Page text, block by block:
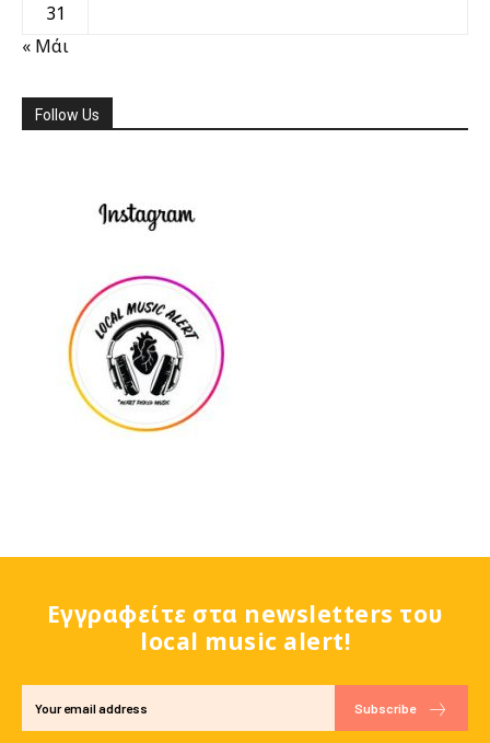
31
« Μάι
Follow Us
Εγγραφείτε στα newsletters του
local music alert!
Subscribe